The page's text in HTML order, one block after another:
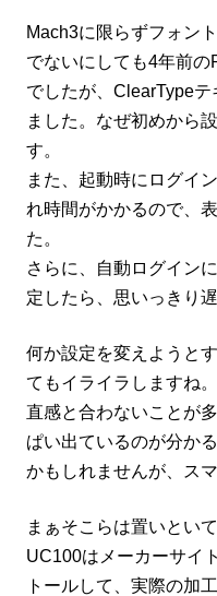
Mach3に限らずフォン
でないにしても4年前の
でしたが、ClearType
ました。なぜ初めから
す。
また、起動時にログイ
れ時間がかかるので、
た。
さらに、自動ログイン
定したら、思いっきり
何か設定を変えようと
てもイライラしますね。
直感と合わないことが
ぱい出ているのが分か
かもしれませんが、ス
まぁそこらは置いといて
UC100はメーカーサイ
トールして、実際の加